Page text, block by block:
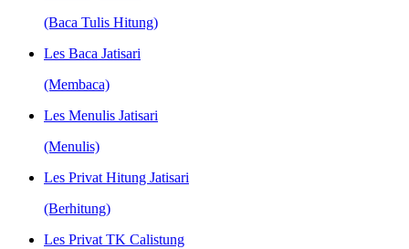
(Baca Tulis Hitung)
Les Baca Jatisari
(Membaca)
Les Menulis Jatisari
(Menulis)
Les Privat Hitung Jatisari
(Berhitung)
Les Privat TK Calistung